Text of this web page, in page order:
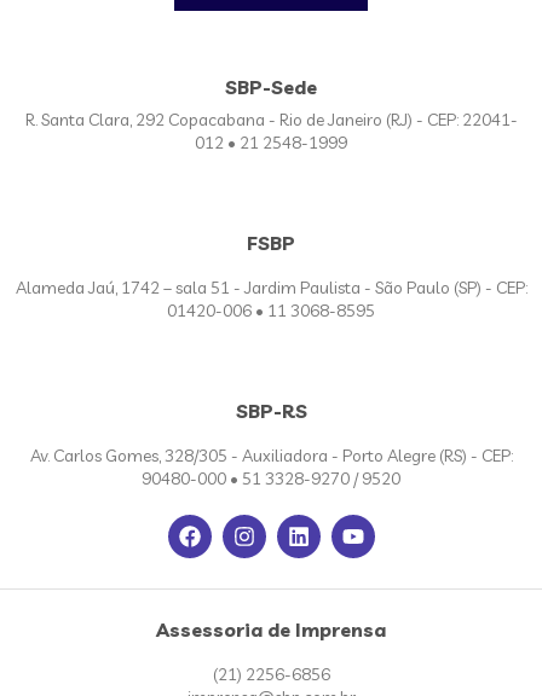
SBP-Sede
R. Santa Clara, 292 Copacabana - Rio de Janeiro (RJ) - CEP: 22041-
012 • 21 2548-1999
FSBP
Alameda Jaú, 1742 – sala 51 - Jardim Paulista - São Paulo (SP) - CEP:
01420-006 • 11 3068-8595
SBP-RS
Av. Carlos Gomes, 328/305 - Auxiliadora - Porto Alegre (RS) - CEP:
90480-000 • 51 3328-9270 / 9520
Assessoria de Imprensa
(21) 2256-6856